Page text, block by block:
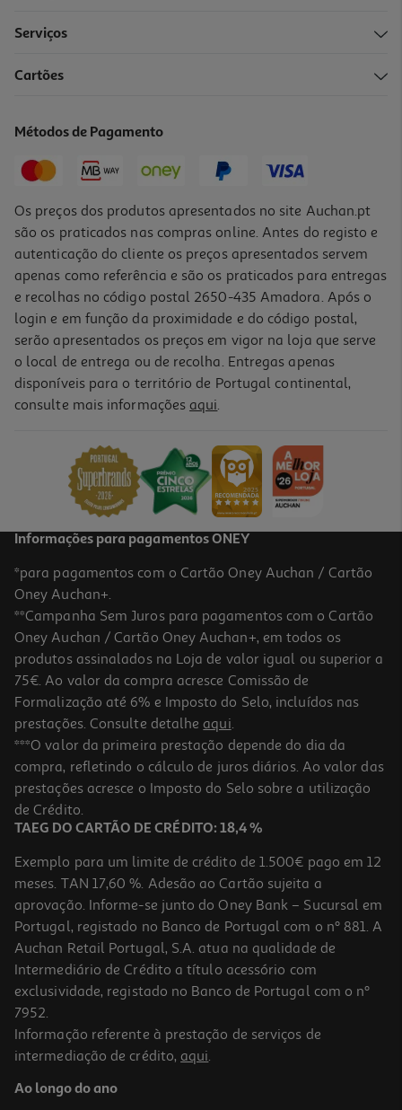
Serviços
Cartões
Métodos de Pagamento
Os preços dos produtos apresentados no site Auchan.pt
são os praticados nas compras online. Antes do registo e
autenticação do cliente os preços apresentados servem
apenas como referência e são os praticados para entregas
e recolhas no código postal 2650-435 Amadora. Após o
login e em função da proximidade e do código postal,
serão apresentados os preços em vigor na loja que serve
o local de entrega ou de recolha. Entregas apenas
disponíveis para o território de Portugal continental,
consulte mais informações aqui.
Informações para pagamentos ONEY
*para pagamentos com o Cartão Oney Auchan / Cartão
Oney Auchan+.
**Campanha Sem Juros para pagamentos com o Cartão
Oney Auchan / Cartão Oney Auchan+, em todos os
produtos assinalados na Loja de valor igual ou superior a
75€. Ao valor da compra acresce Comissão de
Formalização até 6% e Imposto do Selo, incluídos nas
prestações. Consulte detalhe aqui.
***O valor da primeira prestação depende do dia da
compra, refletindo o cálculo de juros diários. Ao valor das
prestações acresce o Imposto do Selo sobre a utilização
de Crédito.
TAEG DO CARTÃO DE CRÉDITO: 18,4 %
Exemplo para um limite de crédito de 1.500€ pago em 12
meses. TAN 17,60 %. Adesão ao Cartão sujeita a
aprovação. Informe-se junto do Oney Bank – Sucursal em
Portugal, registado no Banco de Portugal com o nº 881. A
Auchan Retail Portugal, S.A. atua na qualidade de
Intermediário de Crédito a título acessório com
exclusividade, registado no Banco de Portugal com o nº
7952.
Informação referente à prestação de serviços de
intermediação de crédito, aqui.
Ao longo do ano